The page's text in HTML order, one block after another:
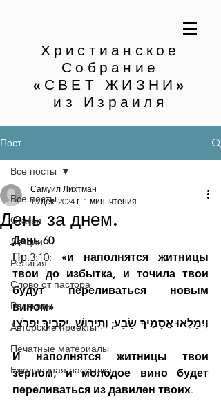
Христианское
Собрание
«СВЕТ ЖИЗНИ»
из Израиля
Пост
Все посты
Статьи
Лекции
Религия
Слово от пастора
Рассказы
Авторские проекты
Печатные материалы
Ежедневная рассылка
Все посты
День за днем.
Самуил Лихтман
13 дек. 2024 г. 1 мин. чтения
День 60
Пр.3:10: «и наполнятся житницы
твои до избытка, и точила твои
будут переливаться новым
вином»
וְיִמָּלְאוּ אֲסָמֶיךָ שָׂבָע; וְתִירוֹשׁ, יְקָבֶיךָ יִפְרֹצוּ׃
И наполнятся житницы твои
зерном, и молодое вино будет
переливаться из давилен твоих.